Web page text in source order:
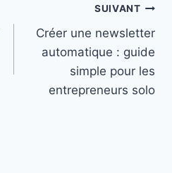
SUIVANT
Créer une newsletter
automatique : guide
simple pour les
entrepreneurs solo